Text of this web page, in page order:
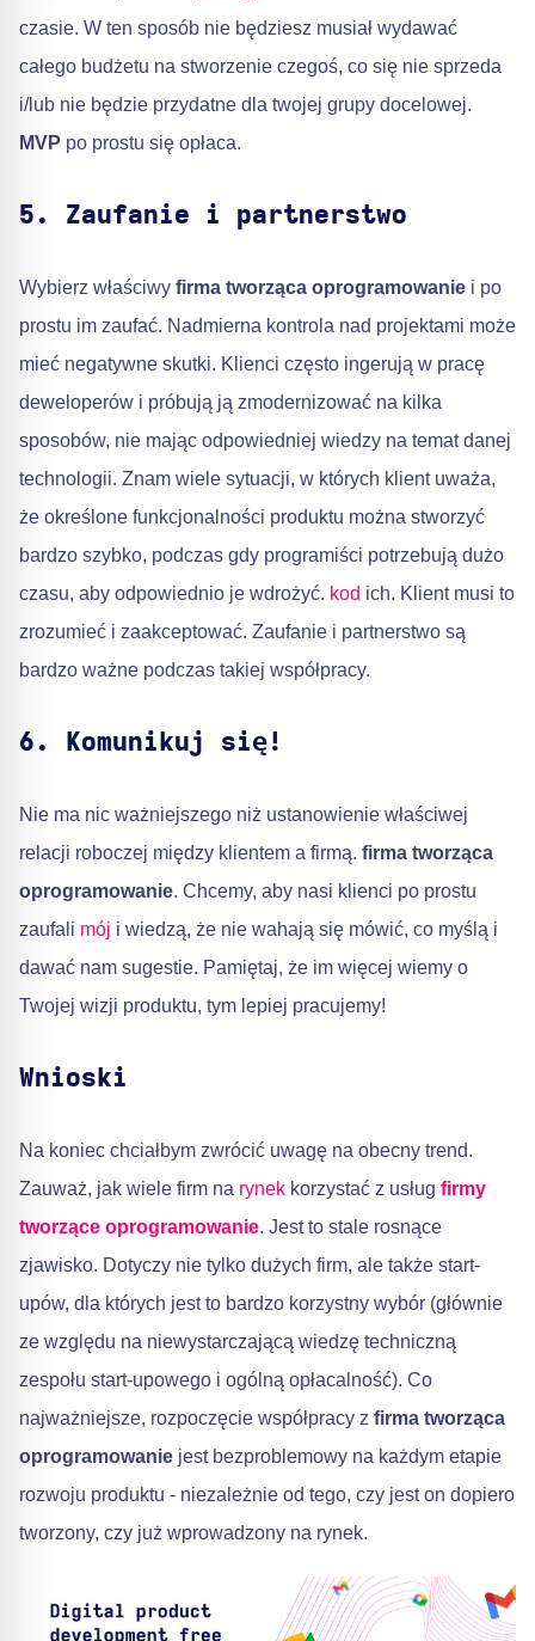
czasie. W ten sposób nie będziesz musiał wydawać
całego budżetu na stworzenie czegoś, co się nie sprzeda
i/lub nie będzie przydatne dla twojej grupy docelowej.
MVP po prostu się opłaca.
5. Zaufanie i partnerstwo
Wybierz właściwy firma tworząca oprogramowanie i po
prostu im zaufać. Nadmierna kontrola nad projektami może
mieć negatywne skutki. Klienci często ingerują w pracę
deweloperów i próbują ją zmodernizować na kilka
sposobów, nie mając odpowiedniej wiedzy na temat danej
technologii. Znam wiele sytuacji, w których klient uważa,
że określone funkcjonalności produktu można stworzyć
bardzo szybko, podczas gdy programiści potrzebują dużo
czasu, aby odpowiednio je wdrożyć. kod ich. Klient musi to
zrozumieć i zaakceptować. Zaufanie i partnerstwo są
bardzo ważne podczas takiej współpracy.
6. Komunikuj się!
Nie ma nic ważniejszego niż ustanowienie właściwej
relacji roboczej między klientem a firmą. firma tworząca
oprogramowanie. Chcemy, aby nasi klienci po prostu
zaufali mój i wiedzą, że nie wahają się mówić, co myślą i
dawać nam sugestie. Pamiętaj, że im więcej wiemy o
Twojej wizji produktu, tym lepiej pracujemy!
Wnioski
Na koniec chciałbym zwrócić uwagę na obecny trend.
Zauważ, jak wiele firm na rynek korzystać z usług firmy
tworzące oprogramowanie. Jest to stale rosnące
zjawisko. Dotyczy nie tylko dużych firm, ale także start-
upów, dla których jest to bardzo korzystny wybór (głównie
ze względu na niewystarczającą wiedzę techniczną
zespołu start-upowego i ogólną opłacalność). Co
najważniejsze, rozpoczęcie współpracy z firma tworząca
oprogramowanie jest bezproblemowy na każdym etapie
rozwoju produktu - niezależnie od tego, czy jest on dopiero
tworzony, czy już wprowadzony na rynek.